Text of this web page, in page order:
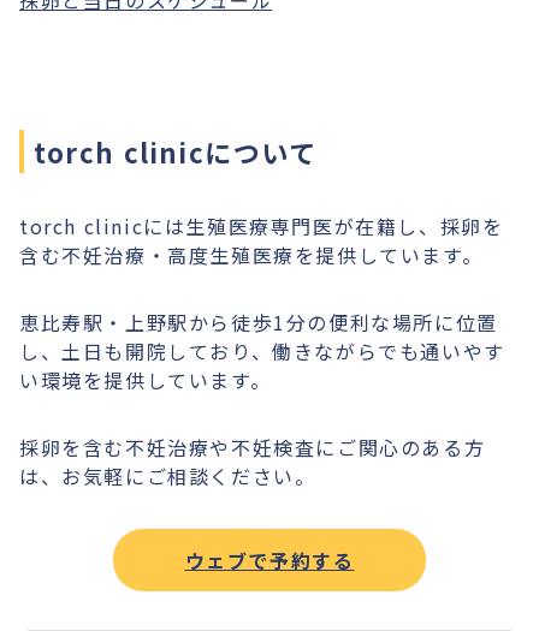
torch clinicについて
torch clinicには生殖医療専門医が在籍し、採卵を
含む不妊治療・高度生殖医療を提供しています。
恵比寿駅・上野駅から徒歩1分の便利な場所に位置
し、土日も開院しており、働きながらでも通いやす
い環境を提供しています。
採卵を含む不妊治療や不妊検査にご関心のある方
は、お気軽にご相談ください。
ウェブで予約する